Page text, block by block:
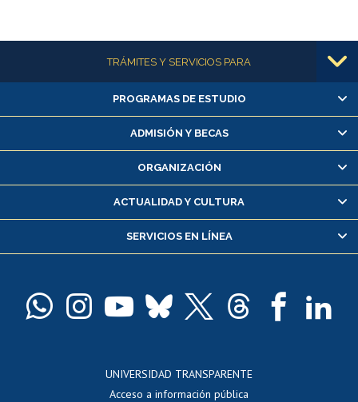
Más informaciónTRÁMITES Y SERVICIOS PARA
Alumnas/os y exalumnas/os
Matrícula en línea
Inscripción y cambio de asignaturas
Consulta y certificado de notas
Servicio médico y dental
Pago de arancel y crédito alumnos
Docentes
PROGRAMAS DE ESTUDIO
ADMISIÓN Y BECAS
ORGANIZACIÓN
ACTUALIDAD Y CULTURA
SERVICIOS EN LÍNEA
UNIVERSIDAD TRANSPARENTE
Acceso a información pública